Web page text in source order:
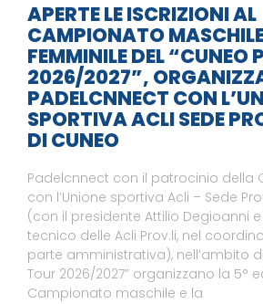
APERTE LE ISCRIZIONI AL
CAMPIONATO
FEMMINILE DEL “CUNEO
2026/2027”,
PADELCNNECT CON
SPORTIVA ACLI SEDE
DI CUNEO
Padelcnnect con il patrocinio della
con l’Unione sportiva Acli – Sede
(con il presidente Attilio Degioanni
tecnico delle Acli Prov.li, nel
parte amministrativa), nell’ambito
Tour 2026/2027” organizzano la 5°
Campionato maschile e la